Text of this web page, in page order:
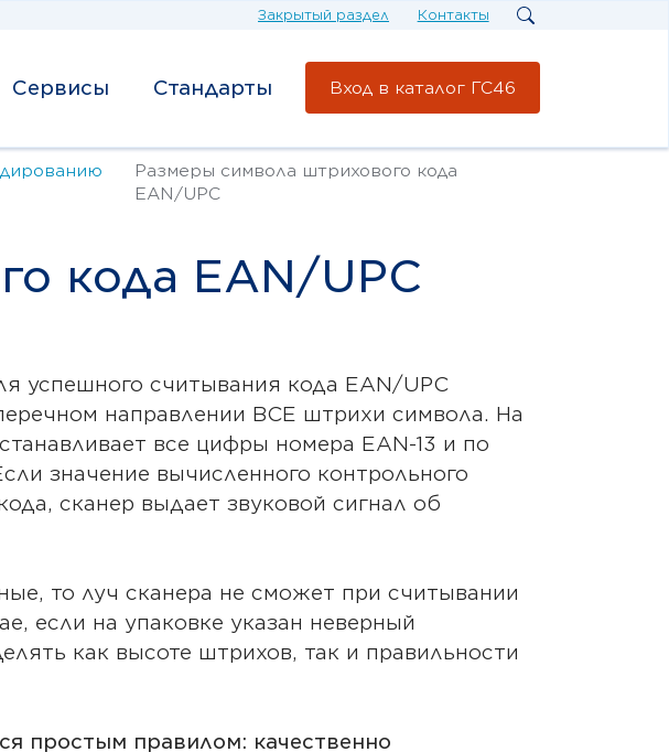
Закрытый раздел Контакты
Сервисы Стандарты Вход в каталог ГС46
Размеры символа штрихового кода
EAN/UPC
кода EAN/UPC
успешного считывания кода EAN/UPC
направлении ВСЕ штрихи символа. На
все цифры номера EAN-13 и по
значение вычисленного контрольного
сканер выдает звуковой сигнал об
то луч сканера не сможет при считывании
если на упаковке указан неверный
как высоте штрихов, так и правильности
простым правилом: качественно